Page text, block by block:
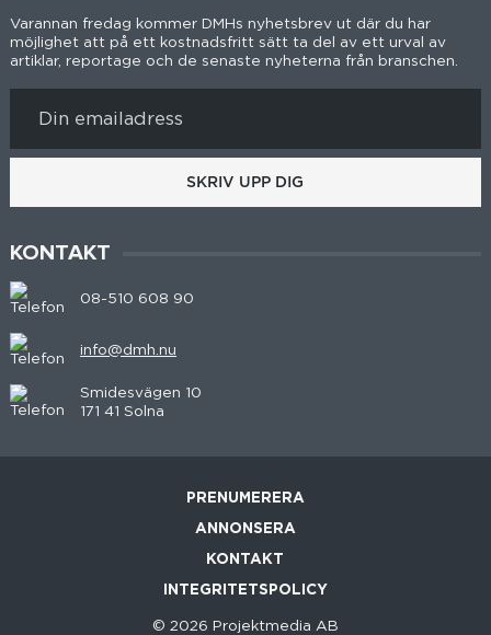
Varannan fredag kommer DMHs nyhetsbrev ut där du har
möjlighet att på ett kostnadsfritt sätt ta del av ett urval av
artiklar, reportage och de senaste nyheterna från branschen.
SKRIV UPP DIG
KONTAKT
08-510 608 90
info@dmh.nu
Smidesvägen 10
171 41 Solna
PRENUMERERA
ANNONSERA
KONTAKT
INTEGRITETSPOLICY
© 2026 Projektmedia AB